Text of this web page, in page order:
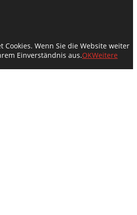
Cookies. Wenn Sie die Website weiter
Einverständnis aus.OKWeitere